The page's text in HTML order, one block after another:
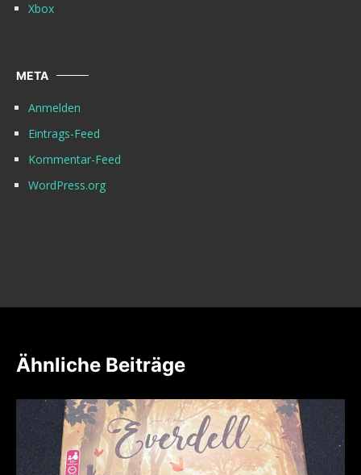
Xbox
META
Anmelden
Eintrags-Feed
Kommentar-Feed
WordPress.org
Ähnliche Beiträge